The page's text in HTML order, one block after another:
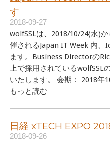
す
2018-09-27
wolfSSLは、2018/10/24(水)
催されるJapan IT Week 内
ます。Business Directorの
上で採用されているwolfSSL
いたします。 会期： 2018年
もっと読む
日経 xTECH EXPO
2018-09-26